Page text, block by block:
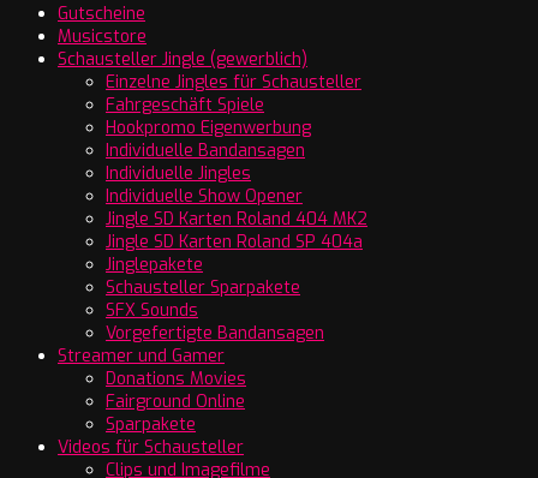
Gutscheine
Musicstore
Schausteller Jingle (gewerblich)
Einzelne Jingles für Schausteller
Fahrgeschäft Spiele
Hookpromo Eigenwerbung
Individuelle Bandansagen
Individuelle Jingles
Individuelle Show Opener
Jingle SD Karten Roland 404 MK2
Jingle SD Karten Roland SP 404a
Jinglepakete
Schausteller Sparpakete
SFX Sounds
Vorgefertigte Bandansagen
Streamer und Gamer
Donations Movies
Fairground Online
Sparpakete
Videos für Schausteller
Clips und Imagefilme